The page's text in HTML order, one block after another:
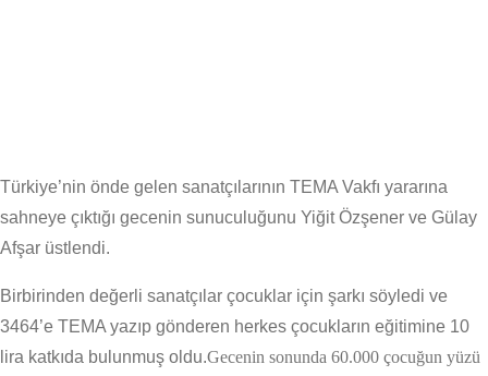
Türkiye’nin önde gelen sanatçılarının TEMA Vakfı yararına
sahneye çıktığı gecenin sunuculuğunu Yiğit Özşener ve Gülay
Afşar üstlendi.
Birbirinden değerli sanatçılar çocuklar için şarkı söyledi ve
3464’e TEMA yazıp gönderen herkes çocukların eğitimine 10
lira katkıda bulunmuş oldu.Gecenin sonunda 60.000 çocuğun yüzü